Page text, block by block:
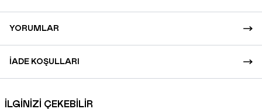
YORUMLAR
İADE KOŞULLARI
İLGİNİZİ ÇEKEBİLİR